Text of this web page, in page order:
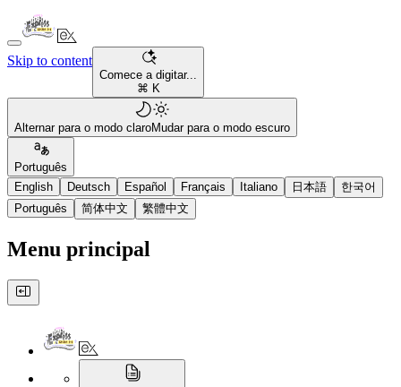
Skip to content
Comece a digitar...
⌘ K
Alternar para o modo claroMudar para o modo escuro
Português
English
Deutsch Español Français Italiano 日本語
한국어
Português
简体中文 繁體中文
Menu principal